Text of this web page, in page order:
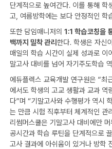
단계적으로 높여간다. 이를 통해 학
고, 여름방학에는 보다 안정적인 학
또한 담임매니저의 1:1 학습코칭을
백까지 밀착 관리 한다. 학생은 자신
매일의 학습 시간이 실제 성과로 이
말고사 대비를 넘어 자기주도학습
에듀플렉스 교육개발 연구원은 “최
에서도 학생의 고교 생활과 교과 역
다”며 “기말고사와 수행평가 역시
는 만큼 시험 직후부터 체계적인 관
리썸머스쿨은 기말고사 대비에만
공시간과 학습 루틴을 단계적으로
고사 결과에 아쉬움이 있거나 방학